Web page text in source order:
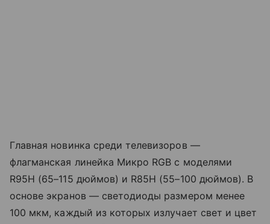
Главная новинка среди телевизоров —
флагманская линейка Микро RGB с моделями
R95H (65–115 дюймов) и R85H (55–100 дюймов). В
основе экранов — светодиоды размером менее
100 мкм, каждый из которых излучает свет и цвет